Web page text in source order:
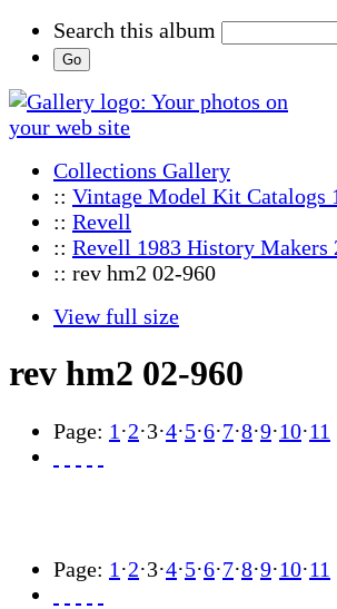
Search this album
Collections Gallery
:: Vintage Model Kit Catalogs
:: Revell
:: Revell 1983 History Makers
:: rev hm2 02-960
View full size
rev hm2 02-960
Page: 1 ·2·3·4·5·6·7·8·9·10·11
Page: 1 ·2·3·4·5·6·7·8·9·10·11